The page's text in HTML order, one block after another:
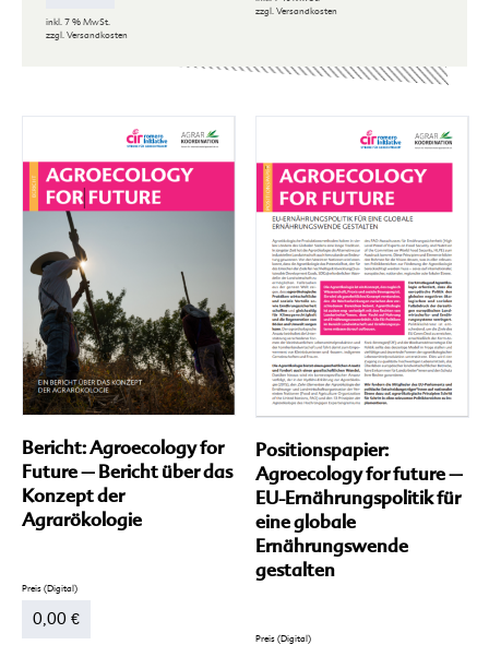
inkl. 7 % MwSt.
zzgl. Versandkosten
zzgl. Versandkosten
Bericht: Agroecology for
Future – Bericht über das
Konzept der
Agrarökologie
0,00 €
Positionspapier:
Agroecology for future –
EU-Ernährungspolitik für
eine globale
Ernährungswende
gestalten